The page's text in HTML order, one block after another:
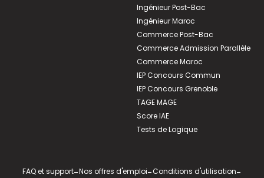
Ingénieur Post-Bac
Ingénieur Maroc
Commerce Post-Bac
Commerce Admission Parallèle
Commerce Maroc
IEP Concours Commun
IEP Concours Grenoble
TAGE MAGE
Score IAE
Tests de Logique
FAQ et support-Nos offres d'emploi-Conditions d'utilisation-